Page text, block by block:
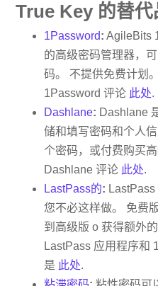
True Key 的替代
1Password: AgileBits
的高级密码管理器，
码。 不提供免费计划
1Password 评论 此处.
Dashlane: Dashlane
储和填写密码和个人
个密码，或付费购买
Dashlane 评论 此处.
LastPass的:
您不必这样做。 免费
到高级版 o 获得额外
LastPass 应用程序和
是 此处.